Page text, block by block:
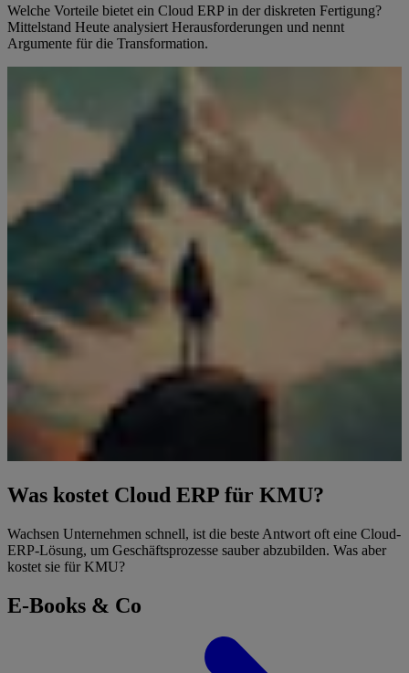
Welche Vorteile bietet ein Cloud ERP in der diskreten Fertigung?
Mittelstand Heute analysiert Herausforderungen und nennt
Argumente für die Transformation.
Was kostet Cloud ERP für KMU?
Wachsen Unternehmen schnell, ist die beste Antwort oft eine Cloud-
ERP-Lösung, um Geschäftsprozesse sauber abzubilden. Was aber
kostet sie für KMU?
E-Books & Co